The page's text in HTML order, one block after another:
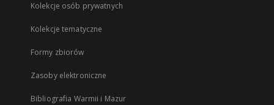
Kolekcje osób prywatnych
Kolekcje tematyczne
Formy zbiorów
Zasoby elektroniczne
Bibliografia Warmii i Mazur